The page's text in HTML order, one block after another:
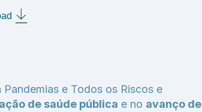
e Todos os Riscos e
de saúde pública e no avanço de